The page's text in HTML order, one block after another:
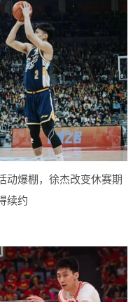
动爆棚，徐杰改变休赛期
续约